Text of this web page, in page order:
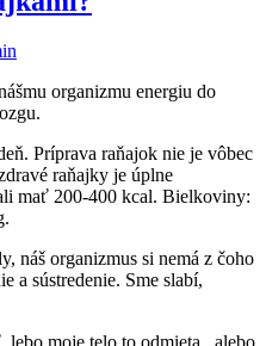
organizmu energiu do
Príprava raňajok nie je vôbec
raňajky je úplne
mať 200-400 kcal. Bielkoviny:
náš organizmus si nemá z čoho
a sústredenie. Sme slabí,